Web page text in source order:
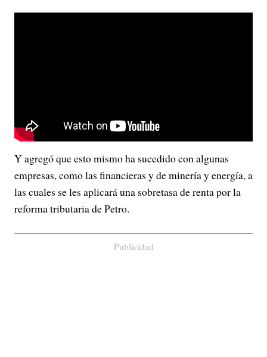
Y agregó que esto mismo ha sucedido con algunas
empresas, como las financieras y de minería y energía, a
las cuales se les aplicará una sobretasa de renta por la
reforma tributaria de Petro.
Publicidad